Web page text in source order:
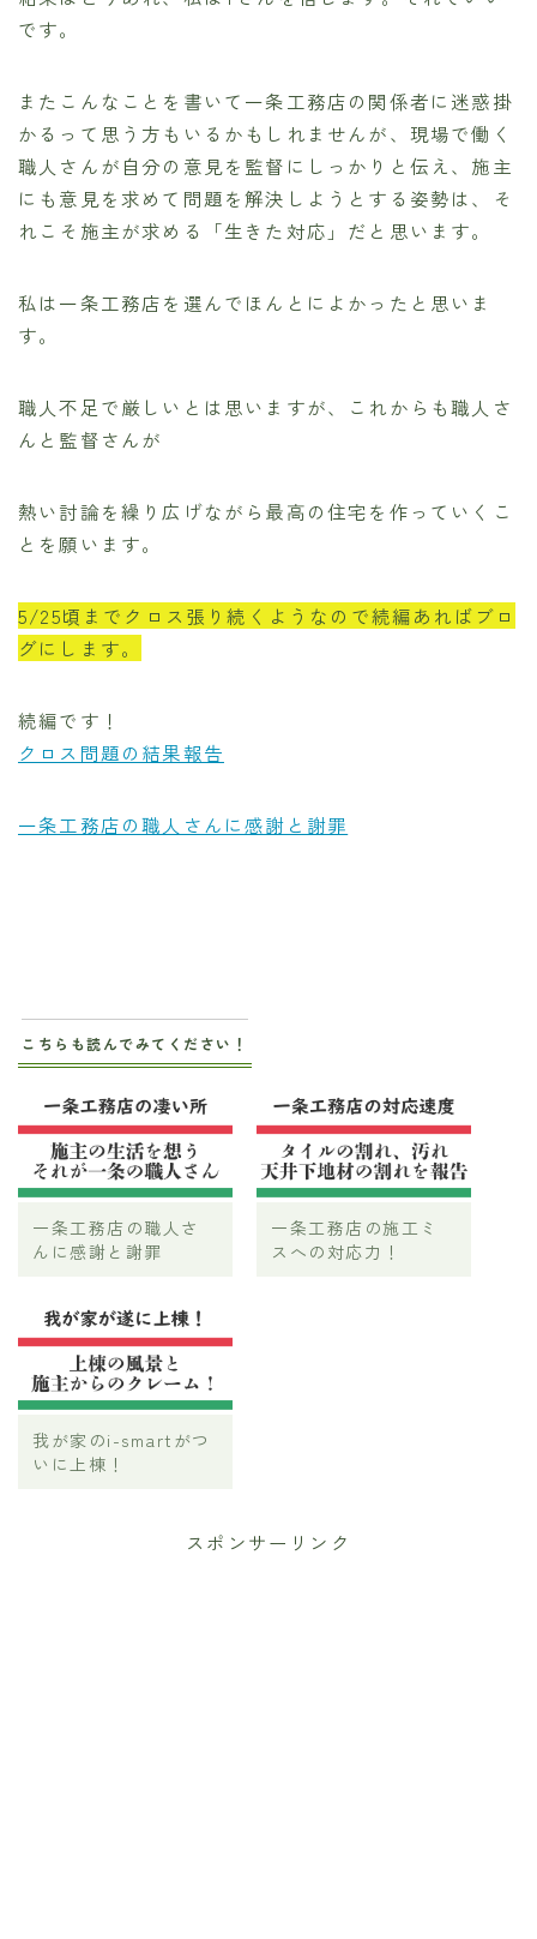
です。
またこんなことを書いて一条工務店の関係者に迷惑掛
かるって思う方もいるかもしれませんが、現場で働く
職人さんが自分の意見を監督にしっかりと伝え、施主
にも意見を求めて問題を解決しようとする姿勢は、そ
れこそ施主が求める「生きた対応」だと思います。
私は一条工務店を選んでほんとによかったと思いま
す。
職人不足で厳しいとは思いますが、これからも職人さ
んと監督さんが
熱い討論を繰り広げながら最高の住宅を作っていくこ
とを願います。
5/25頃までクロス張り続くようなので続編あればブロ
グにします。
続編です！
クロス問題の結果報告
一条工務店の職人さんに感謝と謝罪
こちらも読んでみてください！
一条工務店の職人さ
んに感謝と謝罪
一条工務店の施工ミ
スへの対応力！
我が家のi-smartがつ
いに上棟！
スポンサーリンク